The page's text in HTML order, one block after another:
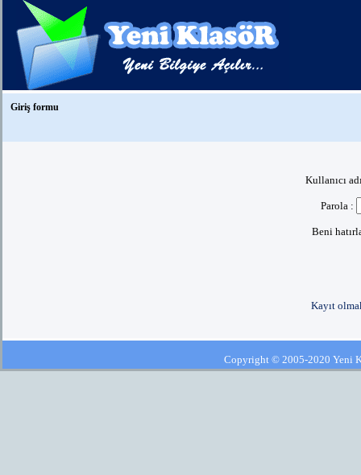
Giriş formu
Kullanıcı
Parola :
Beni
Kayıt
Copyright © 2005-2020 Yeni